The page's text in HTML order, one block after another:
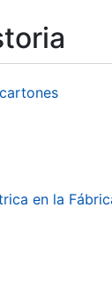
en la